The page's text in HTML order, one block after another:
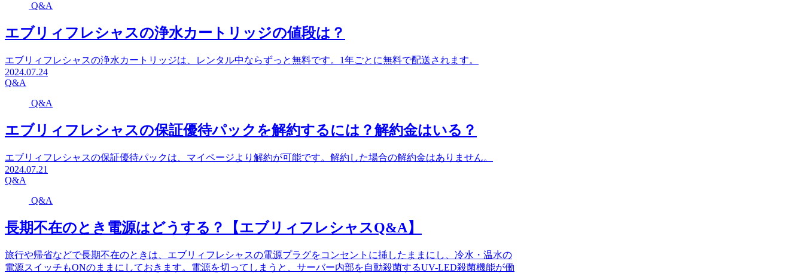
Q&A
エブリィフレシャスの浄水カートリッジの値段は？
エブリィフレシャスの浄水カートリッジは、レンタル中ならずっと無料です。1年ごとに無料で配送されます。
2024.07.24
Q&A
Q&A
エブリィフレシャスの保証優待パックを解約するには？解約金はいる？
エブリィフレシャスの保証優待パックは、マイページより解約が可能です。解約した場合の解約金はありません。
2024.07.21
Q&A
Q&A
長期不在のとき電源はどうする？【エブリィフレシャスQ&A】
旅行や帰省などで長期不在のときは、エブリィフレシャスの電源プラグをコンセントに挿したままにし、冷水・温水の
電源スイッチもONのままにしておきます。電源を切ってしまうと、サーバー内部を自動殺菌するUV-LED殺菌機能が働